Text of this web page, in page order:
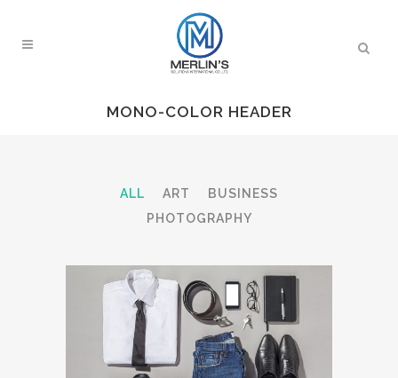
MONO-COLOR HEADER
ALL ART
BUSINESS
PHOTOGRAPHY